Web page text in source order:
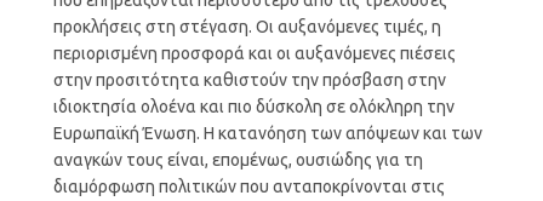
προκλήσεις στη στέγαση. Οι αυξανόμενες τιμές, η
περιορισμένη προσφορά και οι αυξανόμενες πιέσεις
στην προσιτότητα καθιστούν την πρόσβαση στην
ιδιοκτησία ολοένα και πιο δύσκολη σε ολόκληρη την
Ευρωπαϊκή Ένωση. Η κατανόηση των απόψεων και των
αναγκών τους είναι, επομένως, ουσιώδης για τη
διαμόρφωση πολιτικών που ανταποκρίνονται στις